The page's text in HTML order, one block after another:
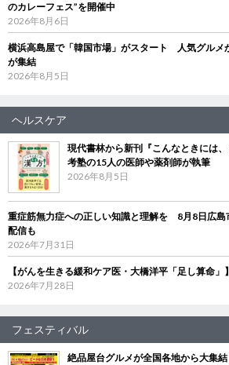
のカレーフェス”を開催中
2026年8月6日
横浜高島屋で「韓国市場」がスタート 人気グルメ
が集結
2026年8月5日
ヘルスケア
現代書林から新刊『こんなときには
考塾の15人の医師や薬剤師が執筆
2026年8月5日
重症筋無力症への正しい知識と理解を 8月8日広島
配信も
2026年7月31日
【がんを生きる緩和ケア医・大橋洋平「足し算命」
2026年7月28日
フェスティバル
絶品屋台グルメが全国各地から大集